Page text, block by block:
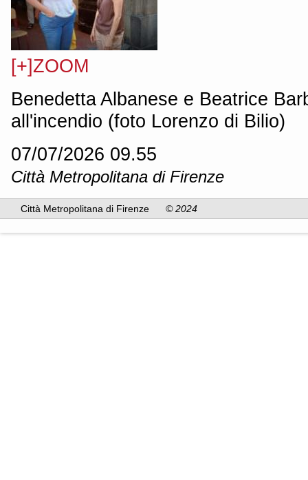
[+]ZOOM
Benedetta Albanese e Beatrice
all'incendio (foto Lorenzo di Bilio)
07/07/2026 09.55
Città Metropolitana di Firenze
Città Metropolitana di Firenze © 2024